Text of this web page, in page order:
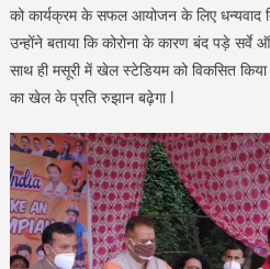
को कार्यक्रम के सफल आयोजन के लिए धन्यवाद
उन्होंने बताया कि कोरोना के कारण बंद पड़े
साथ ही मसूरी में खेल स्टेडियम को विकसित
का खेल के प्रति रुझान बढ़ेगा l